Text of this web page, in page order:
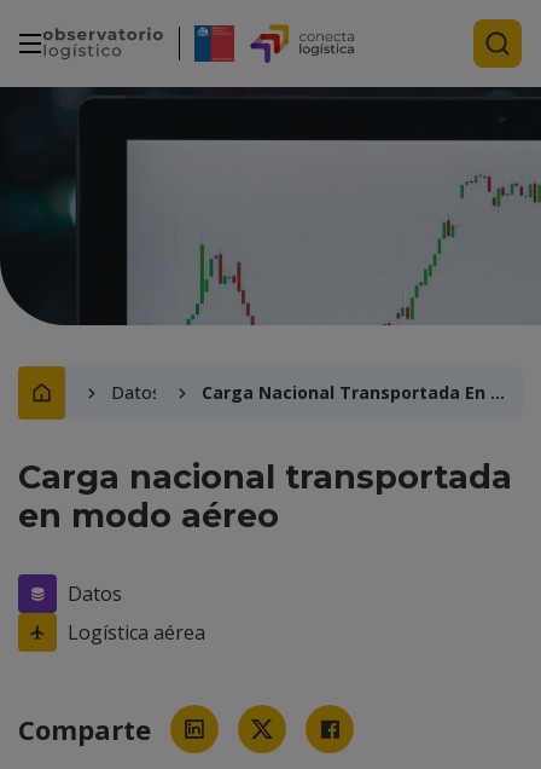
Datos Carga Nacional Transportada En Modo Aéreo
Carga nacional transportada
en modo aéreo
Datos
Logística aérea
Comparte